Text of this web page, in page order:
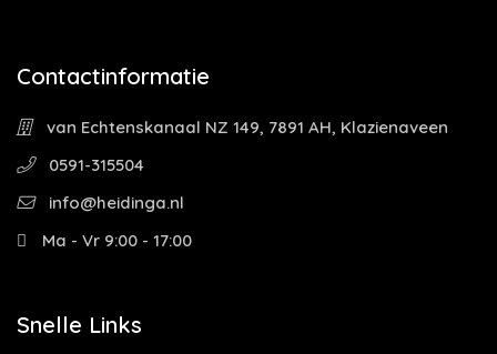
Contactinformatie
van Echtenskanaal NZ 149, 7891 AH, Klazienaveen
0591-315504
info@heidinga.nl
Ma - Vr 9:00 - 17:00
Snelle Links